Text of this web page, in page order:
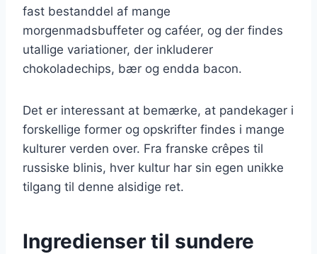
fast bestanddel af mange
morgenmadsbuffeter og caféer, og der findes
utallige variationer, der inkluderer
chokoladechips, bær og endda bacon.
Det er interessant at bemærke, at pandekager i
forskellige former og opskrifter findes i mange
kulturer verden over. Fra franske crêpes til
russiske blinis, hver kultur har sin egen unikke
tilgang til denne alsidige ret.
Ingredienser til sundere